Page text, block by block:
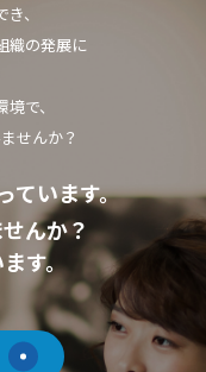
、
織の発展に
で、
せんか？
ています。
んか？
す。